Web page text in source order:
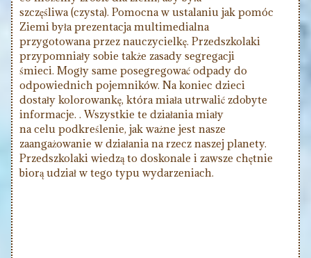
szczęśliwa (czysta). Pomocna w ustalaniu jak pomóc
Ziemi była prezentacja multimedialna
przygotowana przez nauczycielkę. Przedszkolaki
przypomniały sobie także zasady segregacji
śmieci. Mogły same posegregować odpady do
odpowiednich pojemników. Na koniec dzieci
dostały kolorowankę, która miała utrwalić zdobyte
informacje. . Wszystkie te działania miały
na celu podkreślenie, jak ważne jest nasze
zaangażowanie w działania na rzecz naszej planety.
Przedszkolaki wiedzą to doskonale i zawsze chętnie
biorą udział w tego typu wydarzeniach.